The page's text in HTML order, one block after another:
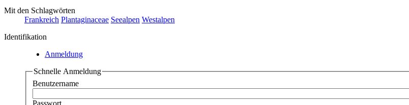
Mit den Schlagwörten
Frankreich Plantaginaceae Seealpen Westalpen
Identifikation
Anmeldung
Schnelle Anmeldung
Benutzername
Passwort